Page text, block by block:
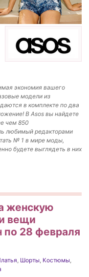
экономия вашего
модели из
в комплекте по два
В Asos вы найдете
чем 850
любимый редакторами
№ 1 в мире моды,
будете выглядеть в них
женскую
вещи
по 28 февраля
Шорты Костюмы